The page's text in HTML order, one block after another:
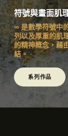
符號與畫面肌
∞ 是數學符號中
列以及厚重的肌
的精神概念，藉
結。
系列作品